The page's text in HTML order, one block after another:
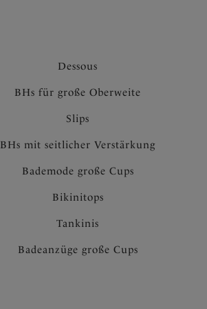
Dessous
BHs für große Oberweite
Slips
BHs mit seitlicher Verstärkung
Bademode große Cups
Bikinitops
Tankinis
Badeanzüge große Cups